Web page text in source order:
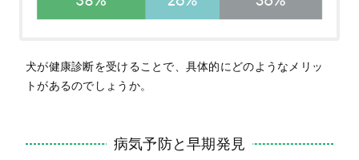
犬が健康診断を受けることで、具体的にどのようなメリッ
トがあるのでしょうか。
病気予防と早期発見